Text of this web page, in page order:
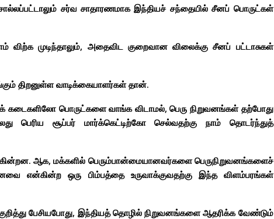
சர்வ சாதாரணமாக இந்தியச் சந்தையில் சீனப் பொருட்கள்
விற்க முடிந்தாலும், அதைவிட குறைவான விலைக்கு சீனப் பட்டாசுகள்
திறனுள்ள வாடிக்கையாளர்கள் தான்.
கடைகளிலோ பொருட்களை வாங்க விடாமல், பெரு நிறுவனங்கள் தற்போது
பெரிய சூப்பர் மார்க்கெட்டிற்கோ செல்வதற்கு நாம் தொடர்ந்துத்
ஆக, மக்களில் பெரும்பான்மையானவர்களை பெருநிறுவனங்களைச்
என்கின்ற ஒரு பிம்பத்தை உருவாக்குவதற்கு இந்த விளம்பரங்கள்
பேசியபோது, இந்தியத் தொழில் நிறுவனங்களை ஆதரிக்க வேண்டும்